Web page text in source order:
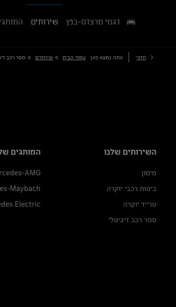
דגמי מרצדס-בנץ שירותים
חזור אתה נמצא כאן עמוד הבית > שירותים > ספר רכב
השירותים שלנו
מימון
ביטוח רכבי יוקרה
טרייד יוקרה
ספר רכב דיגיטלי
המותגים
AMG
Maybach
Electric